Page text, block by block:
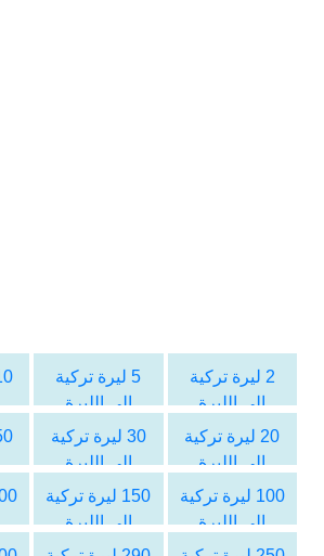
2 ليرة تركية
الى الليرة
السورية
5 ليرة تركية
الى الليرة
السورية
20 ليرة تركية
الى الليرة
السورية
30 ليرة تركية
الى الليرة
السورية
100 ليرة تركية
الى الليرة
السورية
150 ليرة تركية
الى الليرة
السورية